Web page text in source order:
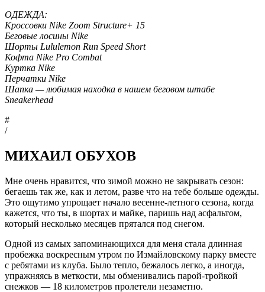
ОДЕЖДА:
Кроссовки Nike Zoom Structure+ 15
Беговые лосины Nike
Шорты Lululemon Run Speed Short
Кофта Nike Pro Combat
Куртка Nike
Перчатки Nike
Шапка — любимая находка в нашем беговом штабе
Sneakerhead
#
/
МИХАИЛ ОБУХОВ
Мне очень нравится, что зимой можно не закрывать сезон:
бегаешь так же, как и летом, разве что на тебе больше одежды.
Это ощутимо упрощает начало весенне-летного сезона, когда
кажется, что ты, в шортах и майке, паришь над асфальтом,
который несколько месяцев прятался под снегом.
Одной из самых запоминающихся для меня стала длинная
пробежка воскресным утром по Измайловскому парку вместе
с ребятами из клуба. Было тепло, бежалось легко, а иногда,
упражняясь в меткости, мы обменивались парой-тройкой
снежков — 18 километров пролетели незаметно.